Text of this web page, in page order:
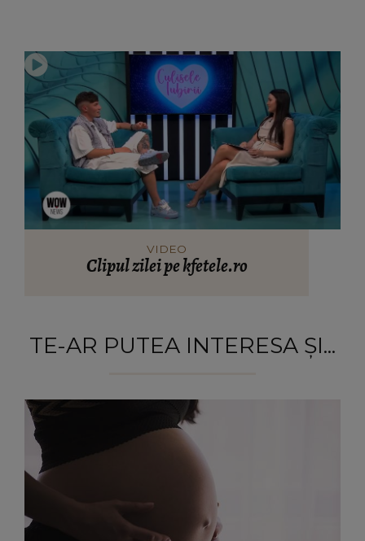
VIDEO
Clipul zilei pe kfetele.ro
TE-AR PUTEA INTERESA ȘI...